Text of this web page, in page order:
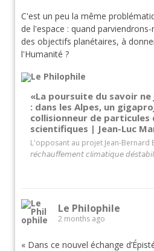
C'est un peu la même
de l'espace : quand
des objectifs planétaires, à
l'Humanité ?
«La poursuite du savoir
: dans les Alpes, un
collisionneur de particules
scientifiques | Jean-Luc
L'opposant au projet Jean-Bernard
𝘳𝘦́𝘤𝘩𝘢𝘶𝘧𝘧𝘦𝘮𝘦𝘯𝘵 𝘤𝘭𝘪𝘮𝘢𝘵𝘪𝘲𝘶𝘦
Le Philophile
2 months ago
« Dans ce nouvel échange